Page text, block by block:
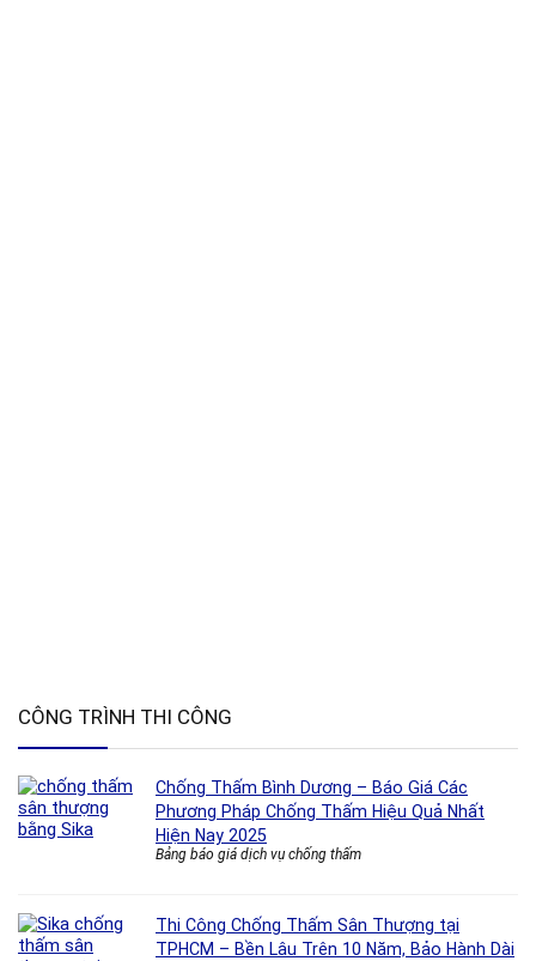
CÔNG TRÌNH THI CÔNG
Chống Thấm Bình Dương – Báo Giá Các
Phương Pháp Chống Thấm Hiệu Quả Nhất
Hiện Nay 2025
Bảng báo giá dịch vụ chống thấm
Thi Công Chống Thấm Sân Thượng tại
TPHCM – Bền Lâu Trên 10 Năm, Bảo Hành Dài